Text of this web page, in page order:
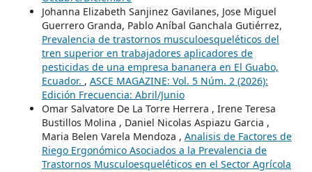
Johanna Elizabeth Sanjinez Gavilanes, Jose Miguel
Guerrero Granda, Pablo Aníbal Ganchala Gutiérrez,
Prevalencia de trastornos musculoesqueléticos del
tren superior en trabajadores aplicadores de
pesticidas de una empresa bananera en El Guabo,
Ecuador. , ASCE MAGAZINE: Vol. 5 Núm. 2 (2026):
Edición Frecuencia: Abril/Junio
Omar Salvatore De La Torre Herrera , Irene Teresa
Bustillos Molina , Daniel Nicolas Aspiazu Garcia ,
Maria Belen Varela Mendoza , Analisis de Factores de
Riego Ergonómico Asociados a la Prevalencia de
Trastornos Musculoesqueléticos en el Sector Agrícola